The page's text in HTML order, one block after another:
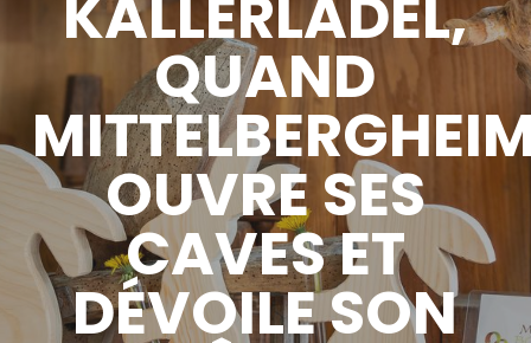
KALLERLADEL,
QUAND
OUVRE SES
CAVES ET
DÉVOILE SON